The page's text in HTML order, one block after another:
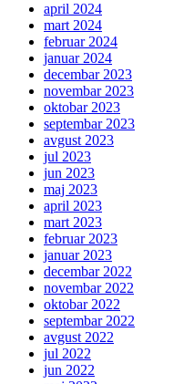
april 2024
mart 2024
februar 2024
januar 2024
decembar 2023
novembar 2023
oktobar 2023
septembar 2023
avgust 2023
jul 2023
jun 2023
maj 2023
april 2023
mart 2023
februar 2023
januar 2023
decembar 2022
novembar 2022
oktobar 2022
septembar 2022
avgust 2022
jul 2022
jun 2022